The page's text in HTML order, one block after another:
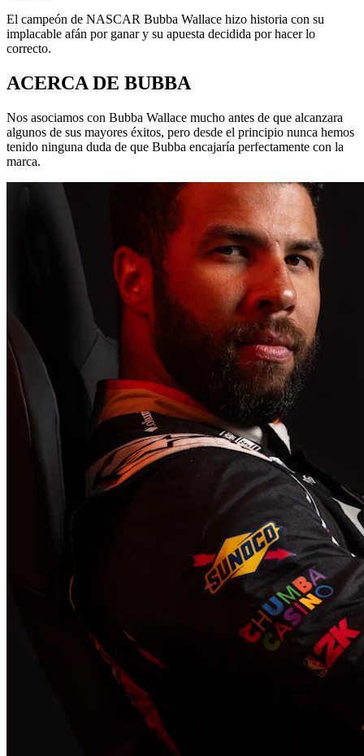
El campeón de NASCAR Bubba Wallace hizo historia con su
implacable afán por ganar y su apuesta decidida por hacer lo
correcto.
ACERCA DE BUBBA
Nos asociamos con Bubba Wallace mucho antes de que alcanzara
algunos de sus mayores éxitos, pero desde el principio nunca hemos
tenido ninguna duda de que Bubba encajaría perfectamente con la
marca.